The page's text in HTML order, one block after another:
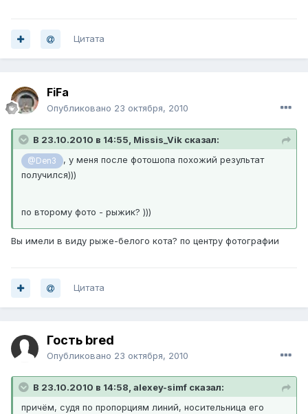
Цитата
FiFa
Опубликовано 23 октября, 2010
В 23.10.2010 в 14:55, Missis_Vik сказал:
@Den3
, у меня после фотошопа похожий результат
получился)))
по второму фото - рыжик? )))
Вы имели в виду рыже-белого кота? по центру фотографии
Цитата
Гость bred
Опубликовано 23 октября, 2010
В 23.10.2010 в 14:58, alexey-simf сказал:
причём, судя по пропорциям линий, носительница его